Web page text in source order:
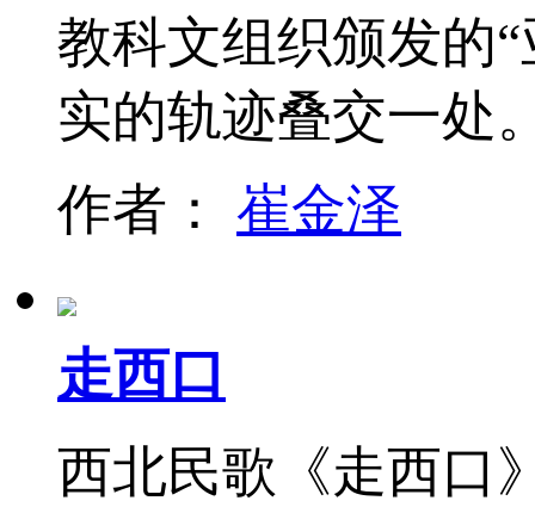
教科文组织颁发的
实的轨迹叠交一
作者： 崔金泽
走西口
西北民歌《走西口